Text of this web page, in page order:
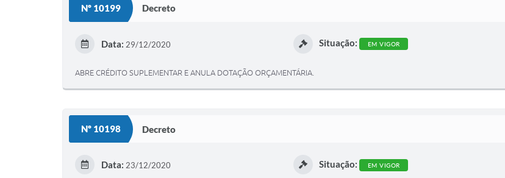
Nº 10199 Decreto
Data: 29/12/2020 Situação: EM VIGOR
ABRE CRÉDITO SUPLEMENTAR E ANULA DOTAÇÃO ORÇAMENTÁRIA.
Nº 10198 Decreto
Data: 23/12/2020 Situação: EM VIGOR